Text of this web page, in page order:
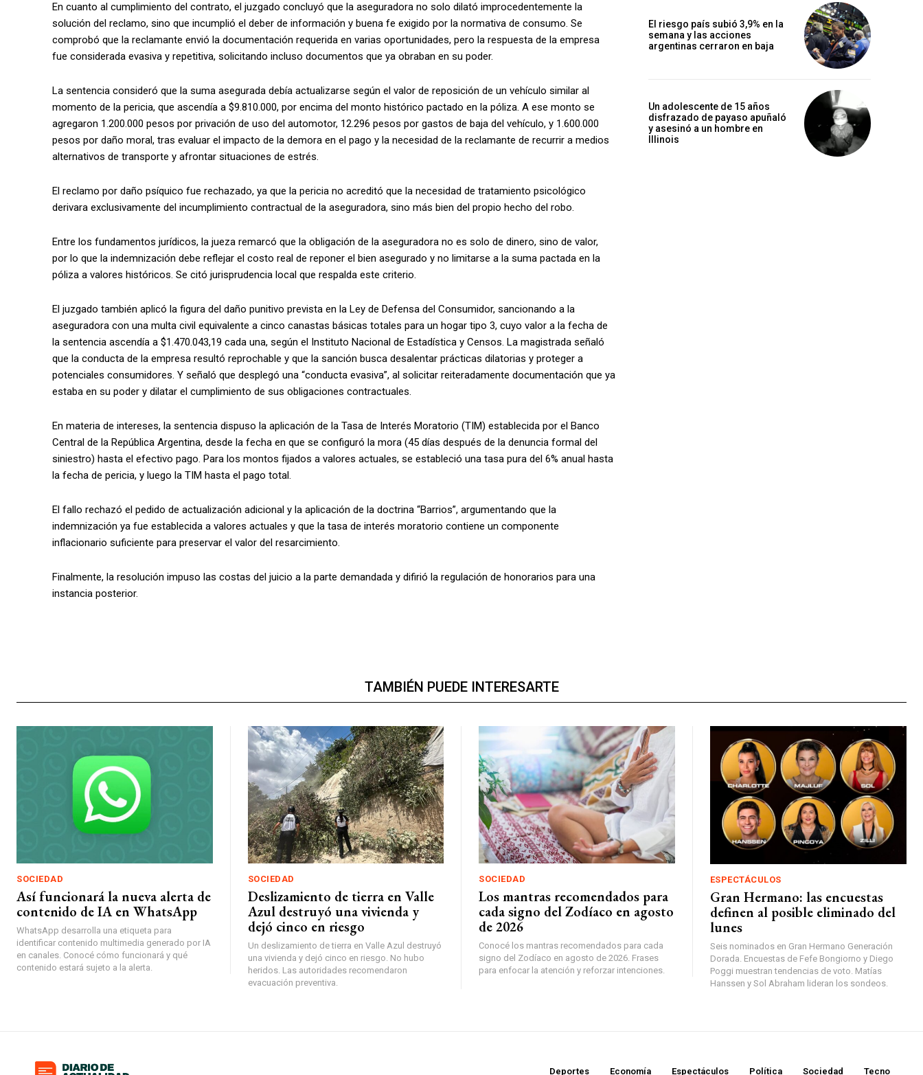
En cuanto al cumplimiento del contrato, el juzgado concluyó que la aseguradora no solo dilató improcedentemente la
solución del reclamo, sino que incumplió el deber de información y buena fe exigido por la normativa de consumo. Se
comprobó que la reclamante envió la documentación requerida en varias oportunidades, pero la respuesta de la empresa
fue considerada evasiva y repetitiva, solicitando incluso documentos que ya obraban en su poder.
La sentencia consideró que la suma asegurada debía actualizarse según el valor de reposición de un vehículo similar al
momento de la pericia, que ascendía a $9.810.000, por encima del monto histórico pactado en la póliza. A ese monto se
agregaron 1.200.000 pesos por privación de uso del automotor, 12.296 pesos por gastos de baja del vehículo, y 1.600.000
pesos por daño moral, tras evaluar el impacto de la demora en el pago y la necesidad de la reclamante de recurrir a medios
alternativos de transporte y afrontar situaciones de estrés.
El reclamo por daño psíquico fue rechazado, ya que la pericia no acreditó que la necesidad de tratamiento psicológico
derivara exclusivamente del incumplimiento contractual de la aseguradora, sino más bien del propio hecho del robo.
Entre los fundamentos jurídicos, la jueza remarcó que la obligación de la aseguradora no es solo de dinero, sino de valor,
por lo que la indemnización debe reflejar el costo real de reponer el bien asegurado y no limitarse a la suma pactada en la
póliza a valores históricos. Se citó jurisprudencia local que respalda este criterio.
El juzgado también aplicó la figura del daño punitivo prevista en la Ley de Defensa del Consumidor, sancionando a la
aseguradora con una multa civil equivalente a cinco canastas básicas totales para un hogar tipo 3, cuyo valor a la fecha de
la sentencia ascendía a $1.470.043,19 cada una, según el Instituto Nacional de Estadística y Censos. La magistrada señaló
que la conducta de la empresa resultó reprochable y que la sanción busca desalentar prácticas dilatorias y proteger a
potenciales consumidores. Y señaló que desplegó una “conducta evasiva”, al solicitar reiteradamente documentación que ya
estaba en su poder y dilatar el cumplimiento de sus obligaciones contractuales.
En materia de intereses, la sentencia dispuso la aplicación de la Tasa de Interés Moratorio (TIM) establecida por el Banco
Central de la República Argentina, desde la fecha en que se configuró la mora (45 días después de la denuncia formal del
siniestro) hasta el efectivo pago. Para los montos fijados a valores actuales, se estableció una tasa pura del 6% anual hasta
la fecha de pericia, y luego la TIM hasta el pago total.
El fallo rechazó el pedido de actualización adicional y la aplicación de la doctrina “Barrios”, argumentando que la
indemnización ya fue establecida a valores actuales y que la tasa de interés moratorio contiene un componente
inflacionario suficiente para preservar el valor del resarcimiento.
Finalmente, la resolución impuso las costas del juicio a la parte demandada y difirió la regulación de honorarios para una
instancia posterior.
El riesgo país subió 3,9% en la
semana y las acciones
argentinas cerraron en baja
Un adolescente de 15 años
disfrazado de payaso apuñaló
y asesinó a un hombre en
Illinois
TAMBIÉN PUEDE INTERESARTE
SOCIEDAD
Así funcionará la nueva alerta de
contenido de IA en WhatsApp
WhatsApp desarrolla una etiqueta para
identificar contenido multimedia generado por IA
en canales. Conocé cómo funcionará y qué
contenido estará sujeto a la alerta.
SOCIEDAD
Deslizamiento de tierra en Valle
Azul destruyó una vivienda y
dejó cinco en riesgo
Un deslizamiento de tierra en Valle Azul destruyó
una vivienda y dejó cinco en riesgo. No hubo
heridos. Las autoridades recomendaron
evacuación preventiva.
SOCIEDAD
Los mantras recomendados para
cada signo del Zodíaco en agosto
de 2026
Conocé los mantras recomendados para cada
signo del Zodíaco en agosto de 2026. Frases
para enfocar la atención y reforzar intenciones.
ESPECTÁCULOS
Gran Hermano: las encuestas
definen al posible eliminado del
lunes
Seis nominados en Gran Hermano Generación
Dorada. Encuestas de Fefe Bongiorno y Diego
Poggi muestran tendencias de voto. Matías
Hanssen y Sol Abraham lideran los sondeos.
Deportes Economía Espectáculos Política Sociedad Tecno